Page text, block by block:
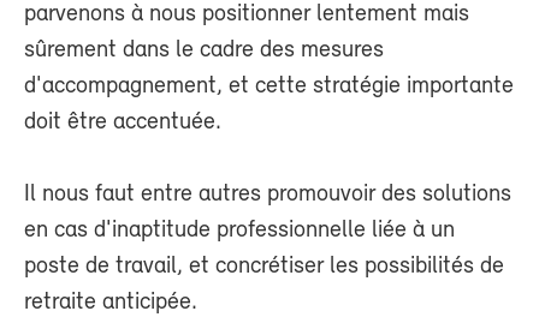
parvenons à nous positionner lentement mais
sûrement dans le cadre des mesures
d'accompagnement, et cette stratégie importante
doit être accentuée.
Il nous faut entre autres promouvoir des solutions
en cas d'inaptitude professionnelle liée à un
poste de travail, et concrétiser les possibilités de
retraite anticipée.